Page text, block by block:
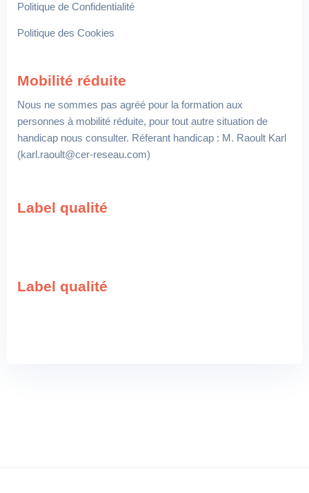
Politique de Confidentialité
Politique des Cookies
Mobilité réduite
Nous ne sommes pas agréé pour la formation aux
personnes à mobilité réduite, pour tout autre situation de
handicap nous consulter. Réferant handicap : M. Raoult Karl
(karl.raoult@cer-reseau.com)
Label qualité
Label qualité